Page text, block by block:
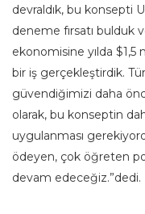
devraldık, bu konsepti
deneme fırsatı bulduk
ekonomisine yılda $1,5
bir iş gerçekleştirdik.
güvendiğimizi daha
olarak, bu konseptin
uygulanması
ödeyen, çok öğreten
devam edeceğiz.”dedi.